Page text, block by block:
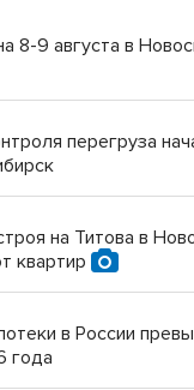
8-9 августа в
перегруза
на Титова в
квартир
в России
года